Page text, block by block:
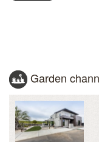
Garden